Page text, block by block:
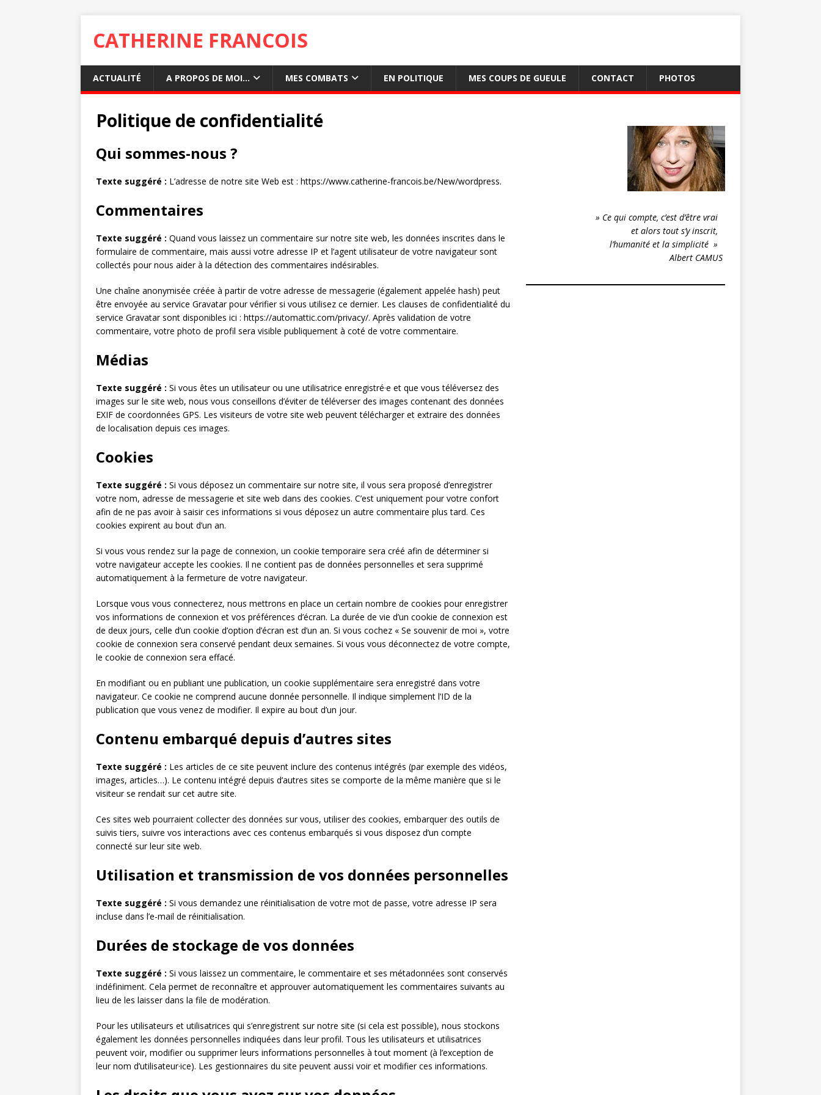
CATHERINE FRANCOIS
ACTUALITÉ A PROPOS DE MOI… MES COMBATS EN POLITIQUE MES COUPS DE GUEULE CONTACT PHOTOS
Politique de confidentialité
Qui sommes-nous ?
Texte suggéré : L’adresse de notre site Web est : https://www.catherine-francois.be/New/wordpress.
Commentaires
Texte suggéré : Quand vous laissez un commentaire sur notre site web, les données inscrites dans le
formulaire de commentaire, mais aussi votre adresse IP et l’agent utilisateur de votre navigateur sont
collectés pour nous aider à la détection des commentaires indésirables.
Une chaîne anonymisée créée à partir de votre adresse de messagerie (également appelée hash) peut
être envoyée au service Gravatar pour vérifier si vous utilisez ce dernier. Les clauses de confidentialité du
service Gravatar sont disponibles ici : https://automattic.com/privacy/. Après validation de votre
commentaire, votre photo de profil sera visible publiquement à coté de votre commentaire.
Médias
Texte suggéré : Si vous êtes un utilisateur ou une utilisatrice enregistré·e et que vous téléversez des
images sur le site web, nous vous conseillons d’éviter de téléverser des images contenant des données
EXIF de coordonnées GPS. Les visiteurs de votre site web peuvent télécharger et extraire des données
de localisation depuis ces images.
Cookies
Texte suggéré : Si vous déposez un commentaire sur notre site, il vous sera proposé d’enregistrer
votre nom, adresse de messagerie et site web dans des cookies. C’est uniquement pour votre confort
afin de ne pas avoir à saisir ces informations si vous déposez un autre commentaire plus tard. Ces
cookies expirent au bout d’un an.
Si vous vous rendez sur la page de connexion, un cookie temporaire sera créé afin de déterminer si
votre navigateur accepte les cookies. Il ne contient pas de données personnelles et sera supprimé
automatiquement à la fermeture de votre navigateur.
Lorsque vous vous connecterez, nous mettrons en place un certain nombre de cookies pour enregistrer
vos informations de connexion et vos préférences d’écran. La durée de vie d’un cookie de connexion est
de deux jours, celle d’un cookie d’option d’écran est d’un an. Si vous cochez « Se souvenir de moi », votre
cookie de connexion sera conservé pendant deux semaines. Si vous vous déconnectez de votre compte,
le cookie de connexion sera effacé.
En modifiant ou en publiant une publication, un cookie supplémentaire sera enregistré dans votre
navigateur. Ce cookie ne comprend aucune donnée personnelle. Il indique simplement l’ID de la
publication que vous venez de modifier. Il expire au bout d’un jour.
Contenu embarqué depuis d’autres sites
Texte suggéré : Les articles de ce site peuvent inclure des contenus intégrés (par exemple des vidéos,
images, articles…). Le contenu intégré depuis d’autres sites se comporte de la même manière que si le
visiteur se rendait sur cet autre site.
Ces sites web pourraient collecter des données sur vous, utiliser des cookies, embarquer des outils de
suivis tiers, suivre vos interactions avec ces contenus embarqués si vous disposez d’un compte
connecté sur leur site web.
Utilisation et transmission de vos données personnelles
Texte suggéré : Si vous demandez une réinitialisation de votre mot de passe, votre adresse IP sera
incluse dans l’e-mail de réinitialisation.
Durées de stockage de vos données
Texte suggéré : Si vous laissez un commentaire, le commentaire et ses métadonnées sont conservés
indéfiniment. Cela permet de reconnaître et approuver automatiquement les commentaires suivants au
lieu de les laisser dans la file de modération.
Pour les utilisateurs et utilisatrices qui s’enregistrent sur notre site (si cela est possible), nous stockons
également les données personnelles indiquées dans leur profil. Tous les utilisateurs et utilisatrices
peuvent voir, modifier ou supprimer leurs informations personnelles à tout moment (à l’exception de
leur nom d’utilisateur·ice). Les gestionnaires du site peuvent aussi voir et modifier ces informations.
» Ce qui compte, c’est d’être vrai
et alors tout s’y inscrit,
l’humanité et la simplicité »
Albert CAMUS